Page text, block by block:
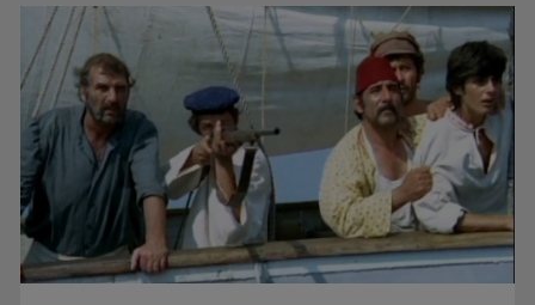
TVR lansează un apel pentru proiecte de emisiuni